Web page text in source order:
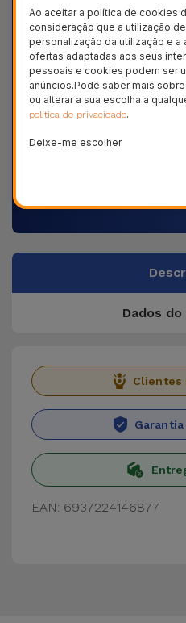
Pagamento
Utilize o nosso checkout
que
Envios rápidos
Receba o seu produto
Dados
Clientes
EAN: 6937224146877
Ao aceitar a política de cookies
consideração que a utilização
personalização da utilização e
ofertas adaptadas aos seus
pessoais e cookies podem ser
anúncios.Pode saber mais
ou alterar a sua escolha a
política de privacidade.
Deixe-me escolher